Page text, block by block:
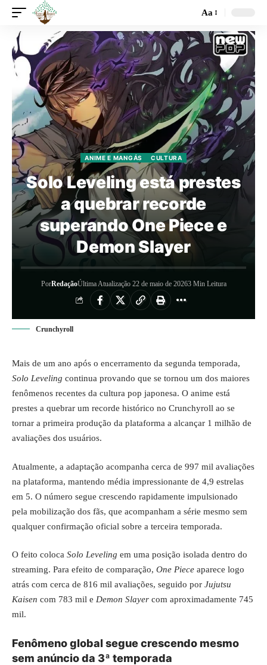
Aa
ANIME E MANGÁS CULTURA
Solo Leveling está prestes
a quebrar recorde
superando One Piece e
Demon Slayer
PorRedaçãoÚltima Atualização 22 de maio de 20263 Min Leitura
Crunchyroll
Mais de um ano após o encerramento da segunda temporada,
Solo Leveling continua provando que se tornou um dos maiores
fenômenos recentes da cultura pop japonesa. O anime está
prestes a quebrar um recorde histórico no Crunchyroll ao se
tornar a primeira produção da plataforma a alcançar 1 milhão de
avaliações dos usuários.
Atualmente, a adaptação acompanha cerca de 997 mil avaliações
na plataforma, mantendo média impressionante de 4,9 estrelas
em 5. O número segue crescendo rapidamente impulsionado
pela mobilização dos fãs, que acompanham a série mesmo sem
qualquer confirmação oficial sobre a terceira temporada.
O feito coloca Solo Leveling em uma posição isolada dentro do
streaming. Para efeito de comparação, One Piece aparece logo
atrás com cerca de 816 mil avaliações, seguido por Jujutsu
Kaisen com 783 mil e Demon Slayer com aproximadamente 745
mil.
Fenômeno global segue crescendo mesmo
sem anúncio da 3ª temporada